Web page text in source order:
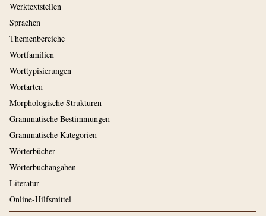
Werktextstellen
Sprachen
Themenbereiche
Wortfamilien
Worttypisierungen
Wortarten
Morphologische Strukturen
Grammatische Bestimmungen
Grammatische Kategorien
Wörterbücher
Wörterbuchangaben
Literatur
Online-Hilfsmittel